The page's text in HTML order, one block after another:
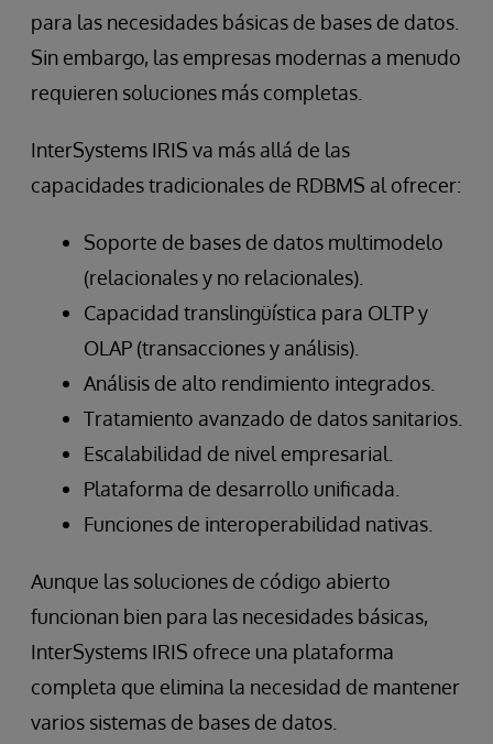
para las necesidades básicas de bases de datos.
Sin embargo, las empresas modernas a menudo
requieren soluciones más completas.
InterSystems IRIS va más allá de las
capacidades tradicionales de RDBMS al ofrecer:
Soporte de bases de datos multimodelo
(relacionales y no relacionales).
Capacidad translingüística para OLTP y
OLAP (transacciones y análisis).
Análisis de alto rendimiento integrados.
Tratamiento avanzado de datos sanitarios.
Escalabilidad de nivel empresarial.
Plataforma de desarrollo unificada.
Funciones de interoperabilidad nativas.
Aunque las soluciones de código abierto
funcionan bien para las necesidades básicas,
InterSystems IRIS ofrece una plataforma
completa que elimina la necesidad de mantener
varios sistemas de bases de datos.